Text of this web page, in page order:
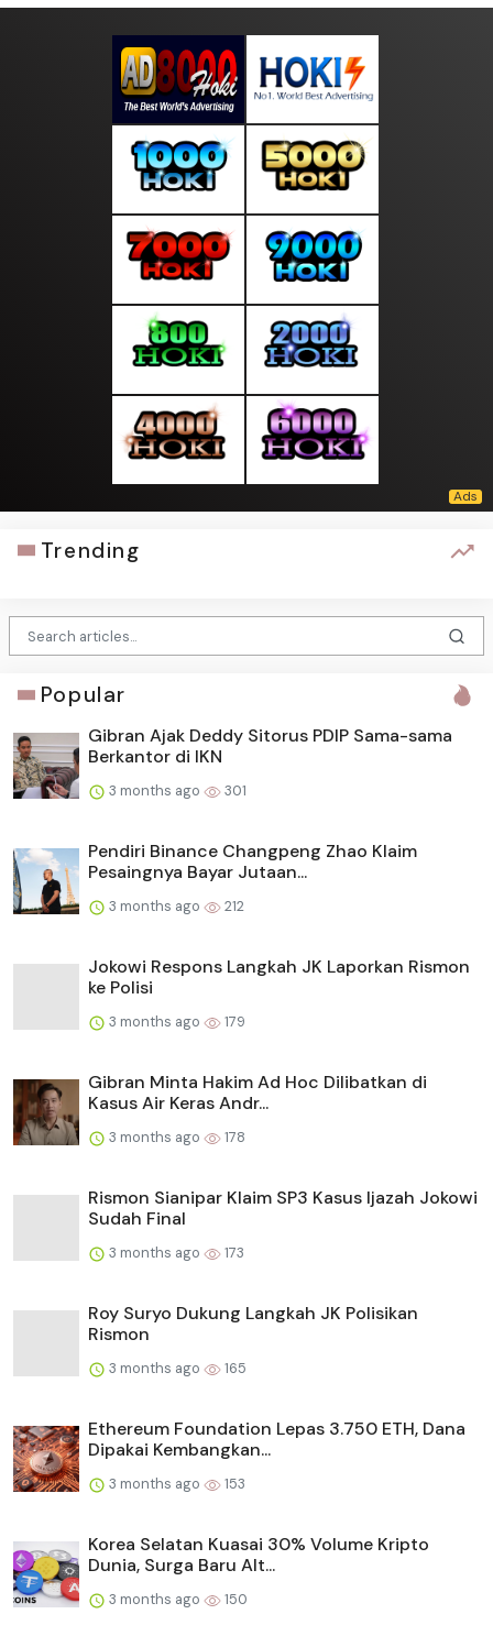
Trending
Popular
Gibran Ajak Deddy Sitorus PDIP Sama-sama
Berkantor di IKN
3 months ago 301
Pendiri Binance Changpeng Zhao Klaim
Pesaingnya Bayar Jutaan...
3 months ago 212
Jokowi Respons Langkah JK Laporkan Rismon
ke Polisi
3 months ago 179
Gibran Minta Hakim Ad Hoc Dilibatkan di
Kasus Air Keras Andr...
3 months ago 178
Rismon Sianipar Klaim SP3 Kasus Ijazah Jokowi
Sudah Final
3 months ago 173
Roy Suryo Dukung Langkah JK Polisikan
Rismon
3 months ago 165
Ethereum Foundation Lepas 3.750 ETH, Dana
Dipakai Kembangkan...
3 months ago 153
Korea Selatan Kuasai 30% Volume Kripto
Dunia, Surga Baru Alt...
3 months ago 150